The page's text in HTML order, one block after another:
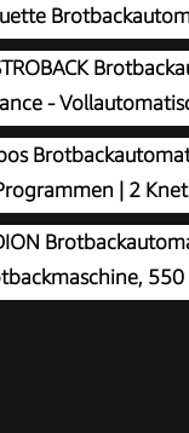
-
+ 18
Timer-
in Edelstahl Optik
| 2
Display | 3
W | Schwarz
550
11011)